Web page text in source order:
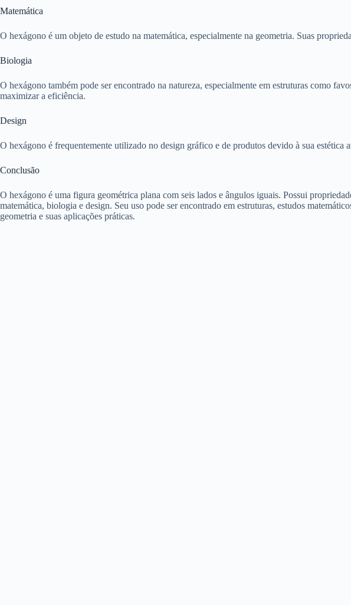
Matemática
O hexágono é um objeto de estudo na matemática, especialmente na geometria. Suas
Biologia
O hexágono também pode ser encontrado na natureza, especialmente em estruturas como
maximizar a eficiência.
Design
O hexágono é frequentemente utilizado no design gráfico e de produtos devido à sua
Conclusão
O hexágono é uma figura geométrica plana com seis lados e ângulos iguais. Possui
matemática, biologia e design. Seu uso pode ser encontrado em estruturas, estudos
geometria e suas aplicações práticas.